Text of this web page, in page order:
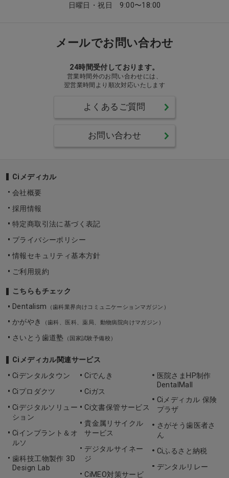
日曜日・祝日 9:00〜18:00
メールでお問い合わせ
24時間受付しております。
営業時間外のお問い合わせには、
翌営業時間より順次対応いたします
よくあるご質問
お問い合わせ
Ciメディカル
会社概要
採用情報
特定商取引法に基づく表記
プライバシーポリシー
情報セキュリティ基本方針
ご利用規約
こちらもチェック
Dentalism
（歯科業界向けコミュニケーションマガジン）
かがやき （歯科、医科、薬局、動物病院向けマガジン）
さいとう歯道塾 （国家試験予備校）
Ciメディカル関連サービス
Ciデンタルタウン
Ciプロダクツ
Ciデジタルソリュー
ション
Ciインプラント＆オ
ルソ
歯科技工物製作 3D
Design Lab
Ciでんき
Ciガス
Ci文書保管サービス
貴金属リサイクル
サービス
デジタルサイネー
ジ
CiMEO対策サービ
医院さまHP制作
DentalMall
Ciメディカル 保険
プラザ
さがそう歯医者さ
ん
Ciふるさと納税
デンタルリレー